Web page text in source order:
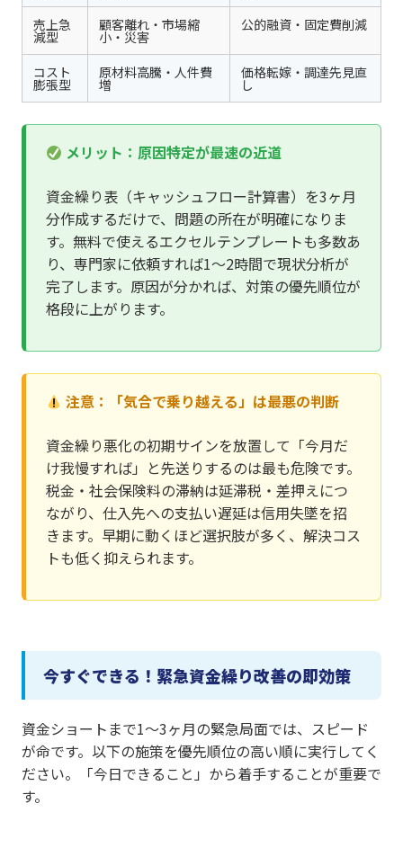
売上急
減型
顧客離れ・市場縮
小・災害
公的融資・固定費削減
コスト
膨張型
原材料高騰・人件費
増
価格転嫁・調達先見直
し
メリット：原因特定が最速の近道
資金繰り表（キャッシュフロー計算書）を3ヶ月
分作成するだけで、問題の所在が明確になりま
す。無料で使えるエクセルテンプレートも多数あ
り、専門家に依頼すれば1〜2時間で現状分析が
完了します。原因が分かれば、対策の優先順位が
格段に上がります。
注意：「気合で乗り越える」は最悪の判断
資金繰り悪化の初期サインを放置して「今月だ
け我慢すれば」と先送りするのは最も危険です。
税金・社会保険料の滞納は延滞税・差押えにつ
ながり、仕入先への支払い遅延は信用失墜を招
きます。早期に動くほど選択肢が多く、解決コス
トも低く抑えられます。
今すぐできる！緊急資金繰り改善の即効策
資金ショートまで1〜3ヶ月の緊急局面では、スピード
が命です。以下の施策を優先順位の高い順に実行してく
ださい。「今日できること」から着手することが重要で
す。